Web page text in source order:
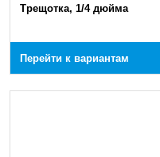
Трещотка, 1/4 дюйма
Перейти к вариантам